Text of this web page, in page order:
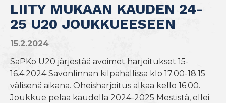
LIITY MUKAAN KAUDEN 24-
25 U20 JOUKKUEESEEN
15.2.2024
SaPKo U20 järjestää avoimet harjoitukset 15-
16.4.2024 Savonlinnan kilpahallissa klo 17.00-18.15
välisenä aikana. Oheisharjoitus alkaa kello 16.00.
Joukkue pelaa kaudella 2024-2025 Mestistä, ellei